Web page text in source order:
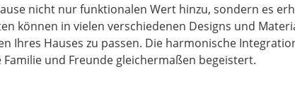
nicht nur funktionalen Wert hinzu, sondern es
können in vielen verschiedenen Designs und
Hauses zu passen. Die harmonische
und Freunde gleichermaßen begeistert.